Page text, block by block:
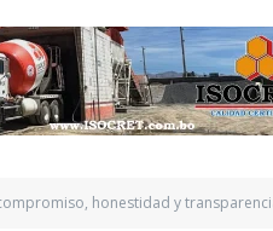
honestidad y